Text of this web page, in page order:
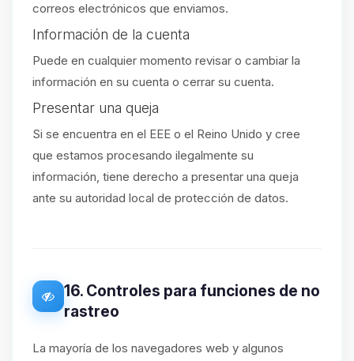
correos electrónicos que enviamos.
Información de la cuenta
Puede en cualquier momento revisar o cambiar la
información en su cuenta o cerrar su cuenta.
Presentar una queja
Si se encuentra en el EEE o el Reino Unido y cree
que estamos procesando ilegalmente su
información, tiene derecho a presentar una queja
ante su autoridad local de protección de datos.
16. Controles para funciones de no
rastreo
La mayoría de los navegadores web y algunos